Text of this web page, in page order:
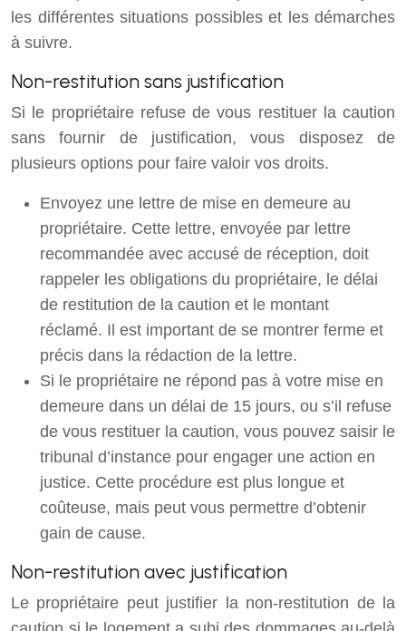
les différentes situations possibles et les démarches
à suivre.
Non-restitution sans justification
Si le propriétaire refuse de vous restituer la caution
sans fournir de justification, vous disposez de
plusieurs options pour faire valoir vos droits.
Envoyez une lettre de mise en demeure au
propriétaire. Cette lettre, envoyée par lettre
recommandée avec accusé de réception, doit
rappeler les obligations du propriétaire, le délai
de restitution de la caution et le montant
réclamé. Il est important de se montrer ferme et
précis dans la rédaction de la lettre.
Si le propriétaire ne répond pas à votre mise en
demeure dans un délai de 15 jours, ou s’il refuse
de vous restituer la caution, vous pouvez saisir le
tribunal d’instance pour engager une action en
justice. Cette procédure est plus longue et
coûteuse, mais peut vous permettre d’obtenir
gain de cause.
Non-restitution avec justification
Le propriétaire peut justifier la non-restitution de la